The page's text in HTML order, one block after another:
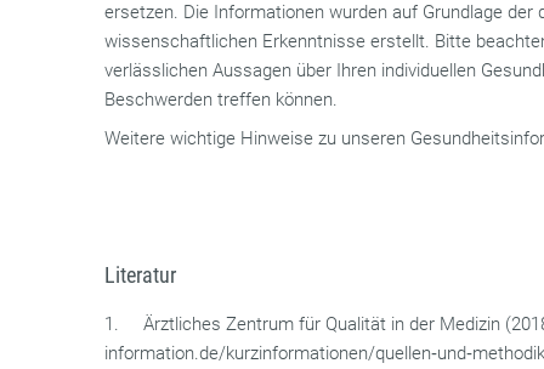
ersetzen. Die Informationen wurden auf Grundlage der
wissenschaftlichen Erkenntnisse erstellt. Bitte
verlässlichen Aussagen über Ihren individuellen
Beschwerden treffen können.
Weitere wichtige Hinweise zu unseren
Literatur
1. Ärztliches Zentrum für Qualität in der Medizin
information.de/kurzinformationen/